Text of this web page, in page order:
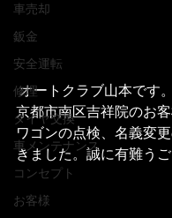
車売却
鈑金
安全運転
修理
タイヤ交換
車メンテナンス
コンセプト
お客様
オートクラブ山本です。
京都市南区吉祥院のお
ワゴンの点検、名義変
きました。誠に有難うご